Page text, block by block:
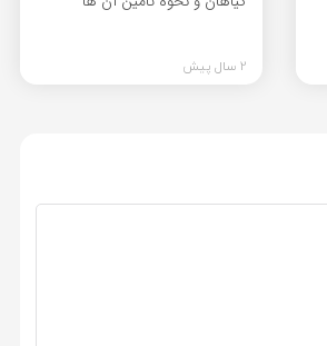
2 سال پیش